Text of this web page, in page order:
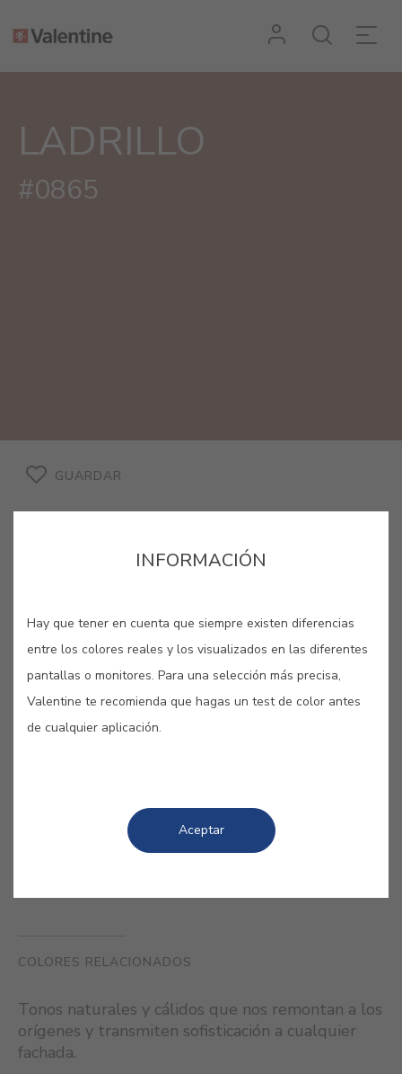
LADRILLO
#0865
GUARDAR
En 280 a.c., los romanos, innovadores
en técnicas de construcción,
inventaron la teja de media caña, aún
COLORES RELACIONADOS
Tonos naturales y cálidos que nos remontan a los
orígenes y transmiten sofisticación a cualquier
fachada.
INFORMACIÓN
Hay que tener en cuenta que siempre existen diferencias
entre los colores reales y los visualizados en las diferentes
pantallas o monitores. Para una selección más precisa,
Valentine te recomienda que hagas un test de color antes
de cualquier aplicación.
Aceptar